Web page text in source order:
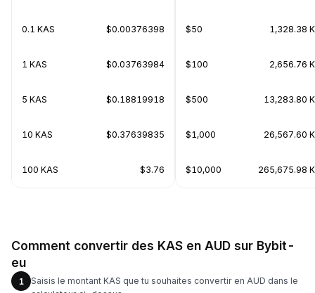
0.1 KAS $0.00376398
1 KAS $0.03763984
5 KAS $0.18819918
10 KAS $0.37639835
100 KAS $3.76
$50 1,328.38
$100 2,656.76
$500 13,283.80
$1,000 26,567.60
$10,000 265,675.98
Comment convertir des KAS en AUD sur Bybit-
eu
1
Saisis le montant KAS que tu souhaites convertir en AUD dans le